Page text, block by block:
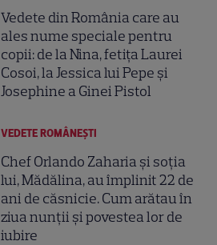
Vedete din România care au
ales nume speciale pentru
copii: de la Nina, fetița Laurei
Cosoi, la Jessica lui Pepe și
Josephine a Ginei Pistol
VEDETE ROMÂNEŞTI
Chef Orlando Zaharia și soția
lui, Mădălina, au împlinit 22 de
ani de căsnicie. Cum arătau în
ziua nunții și povestea lor de
iubire